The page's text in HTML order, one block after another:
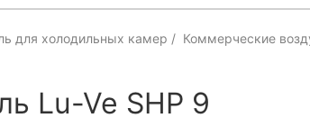
для холодильных камер
Коммерческие
Lu-Ve SHP 9